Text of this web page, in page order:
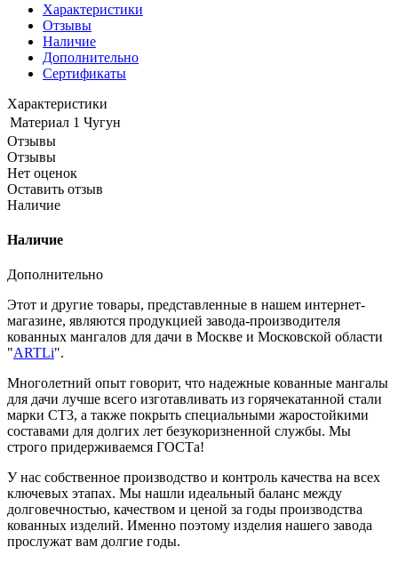
Характеристики
Отзывы
Наличие
Дополнительно
Сертификаты
Характеристики
Материал 1 Чугун
Отзывы
Отзывы
Нет оценок
Оставить отзыв
Наличие
Наличие
Дополнительно
Этот и другие товары, представленные в нашем интернет-
магазине, являются продукцией завода-производителя
кованных мангалов для дачи в Москве и Московской области
"ARTLi".
Многолетний опыт говорит, что надежные кованные мангалы
для дачи лучше всего изготавливать из горячекатанной стали
марки СТ3, а также покрыть специальными жаростойкими
составами для долгих лет безукоризненной службы. Мы
строго придерживаемся ГОСТа!
У нас собственное производство и контроль качества на всех
ключевых этапах. Мы нашли идеальный баланс между
долговечностью, качеством и ценой за годы производства
кованных изделий. Именно поэтому изделия нашего завода
прослужат вам долгие годы.